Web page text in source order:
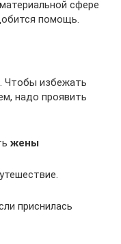
сфере
помощь.
Чтобы избежать
надо проявить
жены
приснилась